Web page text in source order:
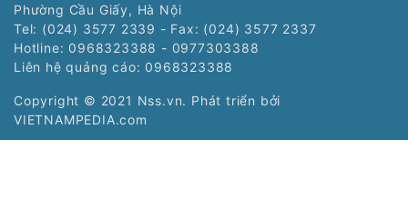
Phường Cầu Giấy, Hà Nội
Tel: (024) 3577 2339 - Fax: (024) 3577 2337
Hotline: 0968323388 - 0977303388
Liên hệ quảng cáo: 0968323388
Copyright © 2021 Nss.vn. Phát triển bởi
VIETNAMPEDIA.com